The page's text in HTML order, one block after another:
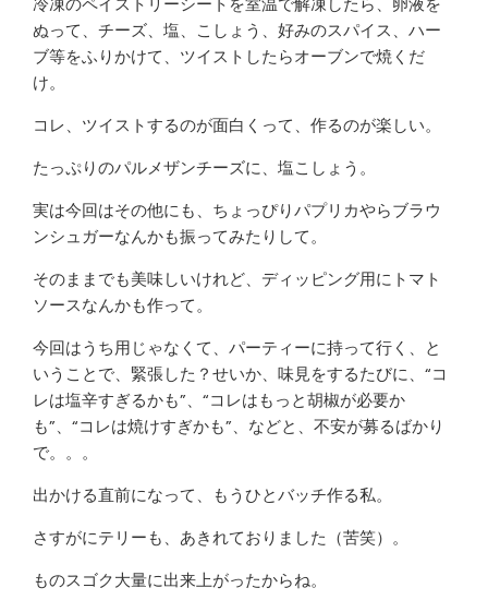
ぬって、チーズ、塩、こしょう、好みのスパイス、ハー
ブ等をふりかけて、ツイストしたらオーブンで焼くだ
け。
コレ、ツイストするのが面白くって、作るのが楽しい。
たっぷりのパルメザンチーズに、塩こしょう。
実は今回はその他にも、ちょっぴりパプリカやらブラウ
ンシュガーなんかも振ってみたりして。
そのままでも美味しいけれど、ディッピング用にトマト
ソースなんかも作って。
今回はうち用じゃなくて、パーティーに持って行く、と
いうことで、緊張した？せいか、味見をするたびに、“コ
レは塩辛すぎるかも”、“コレはもっと胡椒が必要か
も”、“コレは焼けすぎかも”、などと、不安が募るばかり
で。。。
出かける直前になって、もうひとバッチ作る私。
さすがにテリーも、あきれておりました（苦笑）。
ものスゴク大量に出来上がったからね。